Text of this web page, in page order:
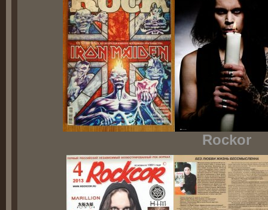
Rockor